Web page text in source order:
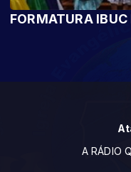
FORMATURA IBUC
A RÁDIO